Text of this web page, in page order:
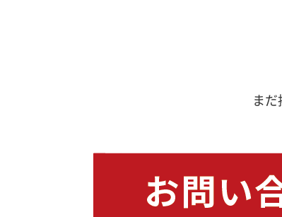
まだ